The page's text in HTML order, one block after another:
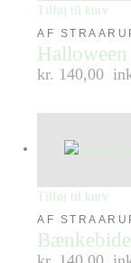
Tilføj til kurv
AF
Halloween
kr. 140,00
Tilføj til kurv
AF